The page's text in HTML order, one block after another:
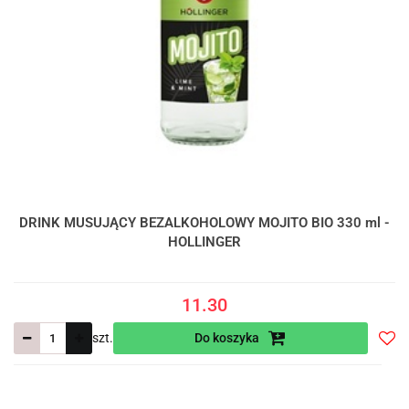
DRINK MUSUJĄCY BEZALKOHOLOWY MOJITO BIO 330 ml -
HOLLINGER
11.30
szt. Do koszyka